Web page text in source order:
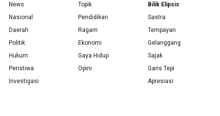
News
Nasional
Daerah
Politik
Hukum
Peristiwa
Investigasi
Topik
Pendidikan
Ragam
Ekonomi
Gaya Hidup
Opini
Bilik Elipsis
Sastra
Tempayan
Gelanggang
Sajak
Garis Tepi
Apresiasi